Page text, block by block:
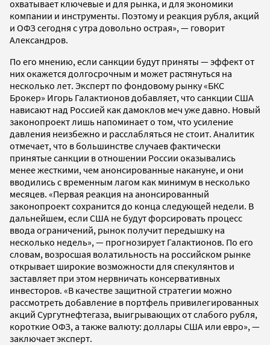
охватывает ключевые и для рынка, и для экономики
компании и инструменты. Поэтому и реакция рубля, акций
и ОФЗ сегодня с утра довольно острая», — говорит
Александров.
По его мнению, если санкции будут приняты — эффект от
них окажется долгосрочным и может растянуться на
несколько лет. Эксперт по фондовому рынку «БКС
Брокер» Игорь Галактионов добавляет, что санкции США
нависают над Россией как дамоклов меч уже давно. Новый
законопроект лишь напоминает о том, что усиление
давления неизбежно и расслабляться не стоит. Аналитик
отмечает, что в большинстве случаев фактически
принятые санкции в отношении России оказывались
менее жесткими, чем анонсированные накануне, и они
вводились с временным лагом как минимум в несколько
месяцев. «Первая реакция на анонсированный
законопроект сохранится до конца следующей недели. В
дальнейшем, если США не будут форсировать процесс
ввода ограничений, рынок получит передышку на
несколько недель», — прогнозирует Галактионов. По его
словам, возросшая волатильность на российском рынке
открывает широкие возможности для спекулянтов и
заставляет при этом нервничать консервативных
инвесторов. «В качестве защитной стратегии можно
рассмотреть добавление в портфель привилегированных
акций Сургутнефтегаза, выигрывающих от слабого рубля,
короткие ОФЗ, а также валюту: доллары США или евро», —
заключает эксперт.